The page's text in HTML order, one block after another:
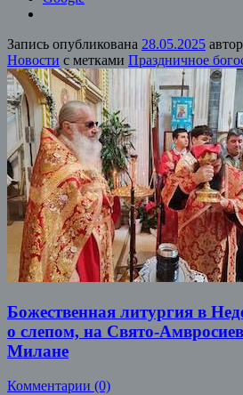
Запись опубликована 28.05.2025
Новости с метками Праздничное
Божественная литургия в
о слепом, на Свято-
Милане
Комментарии (0)